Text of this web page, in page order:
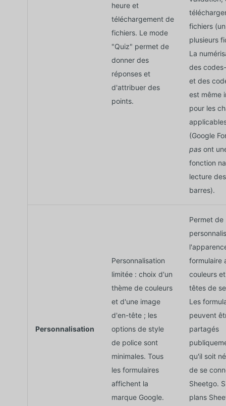
heure et
téléchargement de
fichiers. Le mode
"Quiz" permet de
donner des
réponses et
d'attribuer des
points.
fichiers
plusieurs
La
des
et des
est même
pour les
(Google
pasont
fonction
lecture
barres).
Personnalisation
Personnalisation
limitée : choix d'un
thème de couleurs
et d'une image
d'en-tête ; les
options de style
de police sont
minimales. Tous
les formulaires
affichent la
marque Google.
Permet de
formulaire
couleurs
têtes de
Les
peuvent
partagés
qu'il soit
de se
Sheetgo.
plans